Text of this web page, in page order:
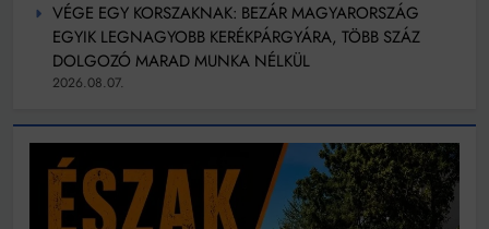
VÉGE EGY KORSZAKNAK: BEZÁR MAGYARORSZÁG
EGYIK LEGNAGYOBB KERÉKPÁRGYÁRA, TÖBB SZÁZ
DOLGOZÓ MARAD MUNKA NÉLKÜL
2026.08.07.